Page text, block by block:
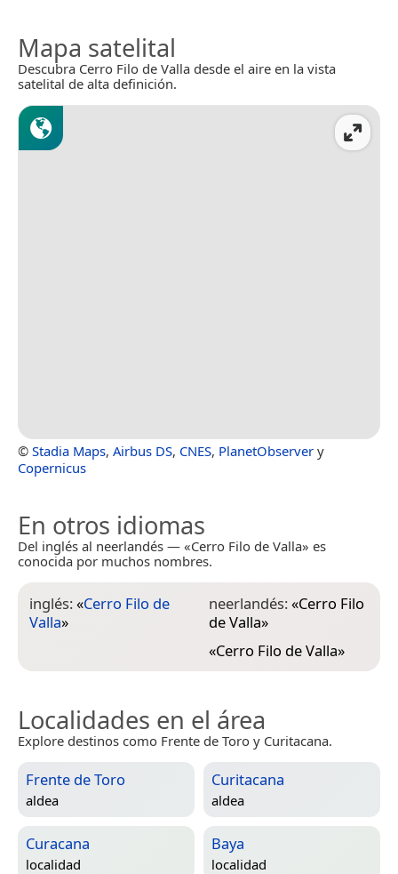
Mapa satelital
Descubra Cerro Filo de Valla desde el aire en la vista
satelital de alta definición.
© Stadia Maps, Airbus DS, CNES, PlanetObserver y
Copernicus
En otros idiomas
Del inglés al neerlandés — «Cerro Filo de Valla» es
conocida por muchos nombres.
inglés:«Cerro Filo de
Valla»
neerlandés:«Cerro Filo
de Valla»
«Cerro Filo de Valla»
Localidades en el área
Explore destinos como Frente de Toro y Curitacana.
Frente de Toro
aldea
Curitacana
aldea
Curacana
localidad
Baya
localidad